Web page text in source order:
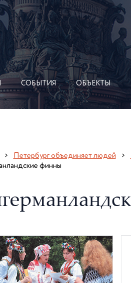
СОБЫТИЯ ОБЪЕКТЫ
Петербург объединяет людей
финны